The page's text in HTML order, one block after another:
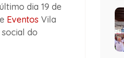
dia 19 de
Eventos Vila
do